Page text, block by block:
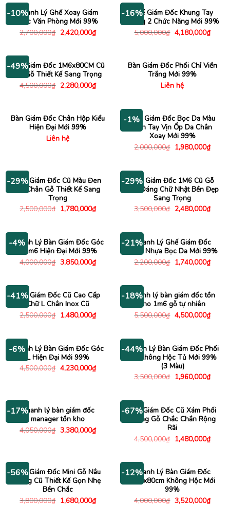
1,480,000₫.
-10%Thanh Lý Ghế Xoay Giám
Đốc Văn Phòng Mới 99%
2,700,000₫ Giá
gốc
2,420,000₫Giá
hiện
-16%Ghế Giám Đốc Khung Tay
Vuông 2 Chức Năng Mới 99%
5,000,000₫ Giá
gốc
4,180,000₫Giá
hiện
-49%
Bàn Giám Đốc 1M6x80CM Cũ
Ốp Gỗ Thiết Kế Sang Trọng
4,500,000₫ Giá
gốc
2,280,000₫Giá
hiện
2,280,000₫.
Bàn Giám Đốc Phối Chỉ Viền
Trắng Mới 99%
Liên hệ
Bàn Giám Đốc Chân Hộp Kiểu
Hiện Đại Mới 99%
Liên hệ
-1%
Ghế Giám Đốc Bọc Da Màu
Đen Tay Vịn Ốp Da Chân
Xoay Mới 99%
2,000,000₫ Giá
gốc
1,980,000₫Giá
hiện
-29%
Ghế Giám Đốc Cũ Màu Đen
Da Chân Gỗ Thiết Kế Sang
Trọng
2,500,000₫ Giá
gốc
1,780,000₫Giá
hiện
1,780,000₫.
-29%
Bàn Giám Đốc 1M6 Cũ Gỗ
Kiểu Dáng Chữ Nhật Bền Đẹp
Sang Trọng
3,500,000₫ Giá
gốc
2,480,000₫Giá
hiện
-4%
Thanh Lý Bàn Giám Đốc Góc
L 1m6 Hiện Đại Mới 99%
4,000,000₫ Giá
gốc
3,850,000₫Giá
hiện
3,850,000₫.
-21%Thanh Lý Ghế Giám Đốc
Chân Nhựa Bọc Da Mới 99%
2,200,000₫ Giá
gốc
1,740,000₫Giá
hiện
-41%
Bàn Giám Đốc Cũ Cao Cấp
Chữ L Chân Inox Cũ
2,500,000₫ Giá
gốc
1,480,000₫Giá
hiện
1,480,000₫.
-18%
Thanh lý bàn giám đốc tồn
kho 1m6 gỗ tự nhiên
5,500,000₫ Giá
gốc
4,500,000₫Giá
hiện
-6%
Thanh Lý Bàn Giám Đốc Góc
L Hiện Đại Mới 99%
4,500,000₫ Giá
gốc
4,230,000₫Giá
hiện
-44%
Thanh Lý Bàn Giám Đốc Phối
Chỉ Không Hộc Tủ Mới 99%
(3 Màu)
3,500,000₫ Giá
gốc
1,960,000₫Giá
hiện
-17%Thanh lý bàn giám đốc
manager tồn kho
4,050,000₫ Giá
gốc
3,380,000₫Giá
hiện
-67%
Bàn Giám Đốc Cũ Xám Phối
Khung Gỗ Chắc Chắn Rộng
Rãi
4,500,000₫ Giá
gốc
1,480,000₫Giá
hiện
-56%
Bàn Giám Đốc Mini Gỗ Nâu
Sáng Cũ Thiết Kế Gọn Nhẹ
Bền Chắc
3,800,000₫ Giá
gốc
1,680,000₫Giá
hiện
-12%Thanh Lý Bàn Giám Đốc
1m6x80cm Không Hộc Mới
99%
4,000,000₫ Giá
gốc
3,520,000₫Giá
hiện